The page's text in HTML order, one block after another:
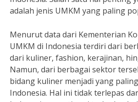
adalah jenis UMKM yang paling
Menurut data dari Kementerian
UMKM di Indonesia terdiri dari
dari kuliner, fashion, kerajinan,
Namun, dari berbagai sektor
bidang kuliner menjadi yang
Indonesia. Hal ini tidak terlepas